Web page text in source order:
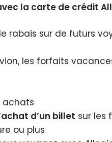
la carte de crédit
rabais sur de futurs
les forfaits
achats
d’un billet sur les
ou plus